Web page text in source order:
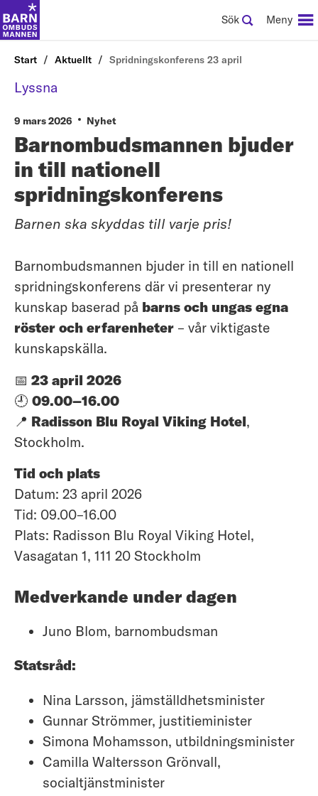
Sök Meny
Start Aktuellt Spridningskonferens 23 april
Lyssna
9 mars 2026 Nyhet
Barnombudsmannen bjuder
in till nationell
spridningskonferens
Barnen ska skyddas till varje pris!
Barnombudsmannen bjuder in till en nationell
spridningskonferens där vi presenterar ny
kunskap baserad på barns och ungas egna
röster och erfarenheter – vår viktigaste
kunskapskälla.
📅 23 april 2026
🕘 09.00–16.00
📍 Radisson Blu Royal Viking Hotel,
Stockholm.
Tid och plats
Datum: 23 april 2026
Tid: 09.00–16.00
Plats: Radisson Blu Royal Viking Hotel,
Vasagatan 1, 111 20 Stockholm
Medverkande under dagen
Juno Blom, barnombudsman
Statsråd:
Nina Larsson, jämställdhetsminister
Gunnar Strömmer, justitieminister
Simona Mohamsson, utbildningsminister
Camilla Waltersson Grönvall,
socialtjänstminister